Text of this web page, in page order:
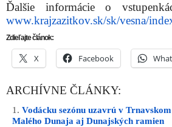
Ďalšie informácie o
www.krajzazitkov.sk/sk/vesna/
Zdieľajte článok:
X Facebook
ARCHÍVNE ČLÁNKY:
Vodácku sezónu uzavrú v
Malého Dunaja aj Dunajských ramien